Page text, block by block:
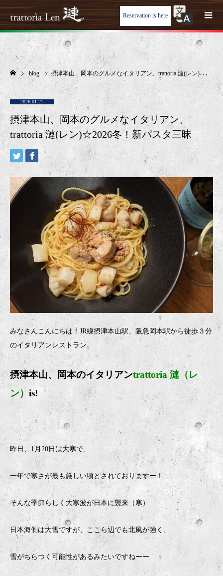
Reservation is here
blog 摂津本山、岡本のグルメなイタリアン、trattoria 漣(レン)☆2026冬！新パスタ三昧
2026.01.21
摂津本山、岡本のグルメなイタリアン、
trattoria 漣(レン)☆2026冬！新パスタ三昧
みなさんこんにちは！JR線摂津本山駅、阪急岡本駅から徒歩３分
のイタリアンレストラン
摂津本山、岡本のイタリアンtrattoria 漣（レ
ン）is!
昨日、1月20日は大寒で、
一年で寒さが最も厳しい頃とされておりますー！
そんな季節らしく大寒波が日本に襲来（寒）
日本海側は大雪ですが、ここら辺でも北風が強く、
雪がちらつく可能性があるみたいですねーー